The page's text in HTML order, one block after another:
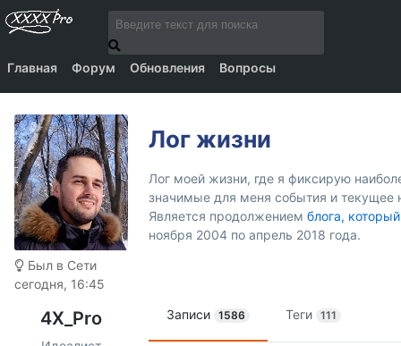
Главная Форум Обновления Вопросы
Был в Сети
сегодня, 16:45
4X_Pro
Лог жизни
Лог моей жизни, где я фиксирую
значимые для меня события и текущее
Является продолжением блога,
ноября 2004 по апрель 2018 года.
Записи 1586 Теги 111